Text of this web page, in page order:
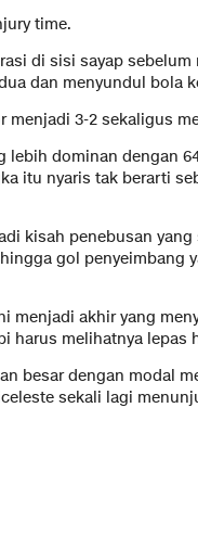
time.
di sisi sayap
dan menyundul bola
menjadi 3-2 sekaligus
lebih dominan dengan
itu nyaris tak berarti
kisah penebusan
gol penyeimbang
menjadi akhir yang
harus melihatnya lepas
besar dengan modal
sekali lagi